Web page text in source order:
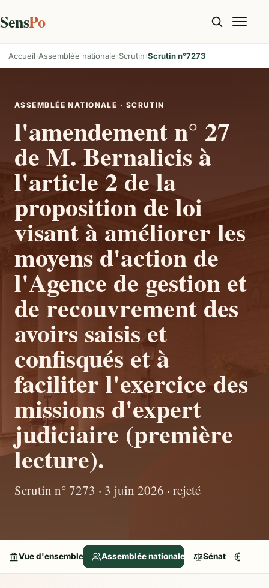
SensPo
Accueil Assemblée nationale Scrutin Scrutin n°7273
ASSEMBLÉE NATIONALE · SCRUTIN
l'amendement n° 27
de M. Bernalicis à
l'article 2 de la
proposition de loi
visant à améliorer les
moyens d'action de
l'Agence de gestion et
de recouvrement des
avoirs saisis et
confisqués et à
faciliter l'exercice des
missions d'expert
judiciaire (première
lecture).
Scrutin n° 7273 · 3 juin 2026 · rejeté
Vue d'ensemble Assemblée nationale Sénat